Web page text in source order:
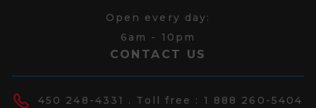
Open every day:
6am - 10pm
CONTACT US
450 248-4331 . Toll free : 1 888 260-5404